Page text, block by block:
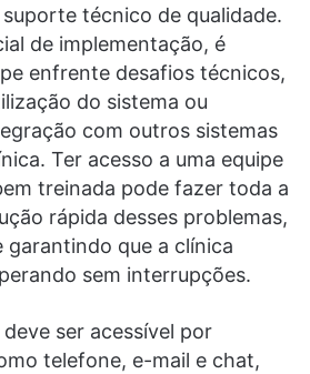
técnico de qualidade.
de implementação, é
enfrente desafios técnicos,
do sistema ou
com outros sistemas
Ter acesso a uma equipe
treinada pode fazer toda a
rápida desses problemas,
garantindo que a clínica
sem interrupções.
ser acessível por
telefone, e-mail e chat,